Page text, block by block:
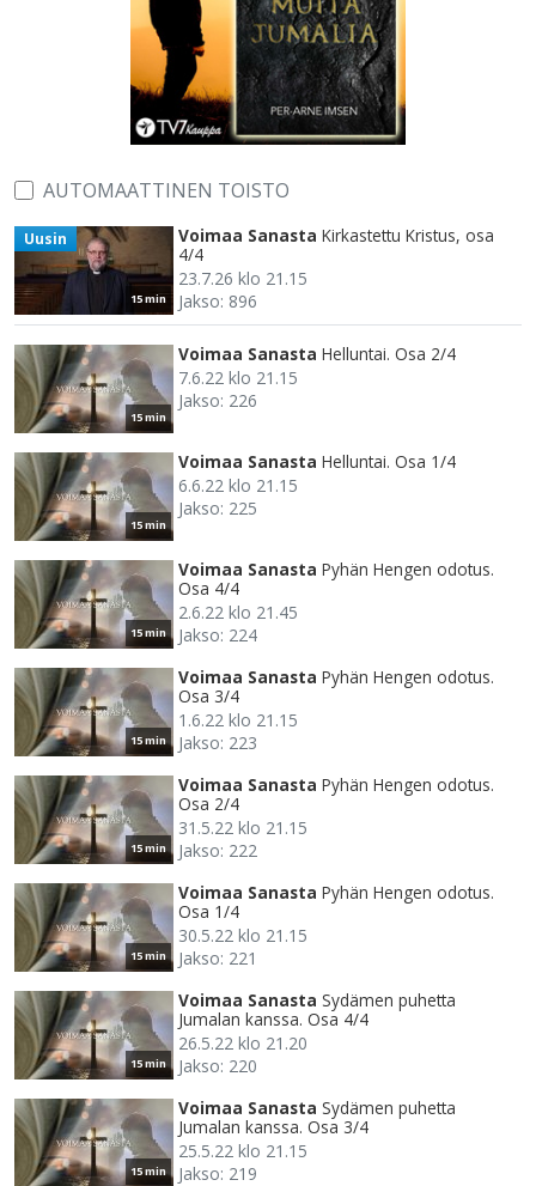
AUTOMAATTINEN TOISTO
15 min
Uusin Voimaa Sanasta Kirkastettu Kristus, osa
4/4
23.7.26 klo 21.15
Jakso: 896
15 min
Voimaa Sanasta Helluntai. Osa 2/4
7.6.22 klo 21.15
Jakso: 226
15 min
Voimaa Sanasta Helluntai. Osa 1/4
6.6.22 klo 21.15
Jakso: 225
15 min
Voimaa Sanasta Pyhän Hengen odotus.
Osa 4/4
2.6.22 klo 21.45
Jakso: 224
15 min
Voimaa Sanasta Pyhän Hengen odotus.
Osa 3/4
1.6.22 klo 21.15
Jakso: 223
15 min
Voimaa Sanasta Pyhän Hengen odotus.
Osa 2/4
31.5.22 klo 21.15
Jakso: 222
15 min
Voimaa Sanasta Pyhän Hengen odotus.
Osa 1/4
30.5.22 klo 21.15
Jakso: 221
15 min
Voimaa Sanasta Sydämen puhetta
Jumalan kanssa. Osa 4/4
26.5.22 klo 21.20
Jakso: 220
15 min
Voimaa Sanasta Sydämen puhetta
Jumalan kanssa. Osa 3/4
25.5.22 klo 21.15
Jakso: 219